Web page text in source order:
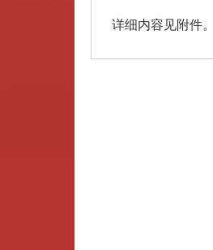
详细内容见附件。